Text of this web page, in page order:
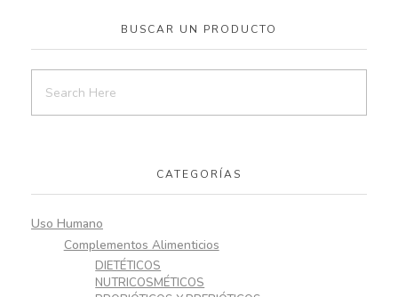
BUSCAR UN PRODUCTO
CATEGORÍAS
Uso Humano
Complementos Alimenticios
DIETÉTICOS
NUTRICOSMÉTICOS